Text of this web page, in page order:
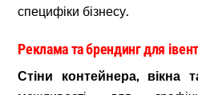
специфіки бізнесу.
Реклама та брендинг для
Стіни контейнера, вікна